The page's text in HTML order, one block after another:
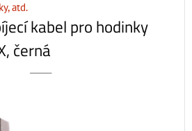
atd.
kabel pro hodinky
černá